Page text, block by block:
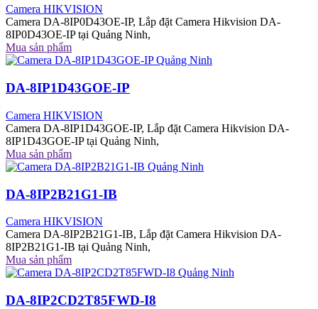
Camera HIKVISION
Camera DA-8IP0D43OE-IP, Lắp đặt Camera Hikvision DA-
8IP0D43OE-IP tại Quảng Ninh,
Mua sản phẩm
DA-8IP1D43GOE-IP
Camera HIKVISION
Camera DA-8IP1D43GOE-IP, Lắp đặt Camera Hikvision DA-
8IP1D43GOE-IP tại Quảng Ninh,
Mua sản phẩm
DA-8IP2B21G1-IB
Camera HIKVISION
Camera DA-8IP2B21G1-IB, Lắp đặt Camera Hikvision DA-
8IP2B21G1-IB tại Quảng Ninh,
Mua sản phẩm
DA-8IP2CD2T85FWD-I8